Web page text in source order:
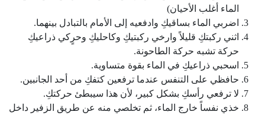
الماء أغلب الأحيان)
اضربي الماء بساقيكِ وادفعيه إلى الأمام بالتبادل بينهما.
اثني ركبتكِ قليلاً وارخي ركبتيكِ وكاحليكِ وحرٍكي ذراعيكِ
حركة تشبه حركة الطاحونة.
اسحبي ذراعيكِ في الماء بقوة متساوية.
حافظي على التنفس عندما ترفعين كتفكِ من أحد الجانبين.
لا ترفعي رأسكِ بشكل كبير، لأن هذا سيبطئ حركتكِ.
خذي نفساً خارج الماء، ثم تخلصي منه عن طريق الزفير داخل